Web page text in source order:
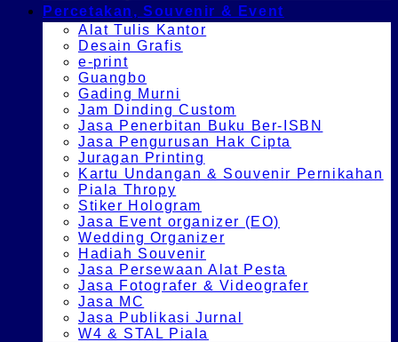
Percetakan, Souvenir & Event
Alat Tulis Kantor
Desain Grafis
e-print
Guangbo
Gading Murni
Jam Dinding Custom
Jasa Penerbitan Buku Ber-ISBN
Jasa Pengurusan Hak Cipta
Juragan Printing
Kartu Undangan & Souvenir Pernikahan
Piala Thropy
Stiker Hologram
Jasa Event organizer (EO)
Wedding Organizer
Hadiah Souvenir
Jasa Persewaan Alat Pesta
Jasa Fotografer & Videografer
Jasa MC
Jasa Publikasi Jurnal
W4 & STAL Piala